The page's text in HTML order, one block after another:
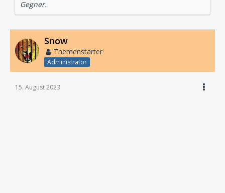
Gegner.
Snow
Themenstarter
Administrator
15. August 2023